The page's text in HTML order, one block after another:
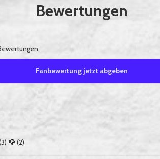
Bewertungen
Fanbewertung jetzt abgeben
3) (2)